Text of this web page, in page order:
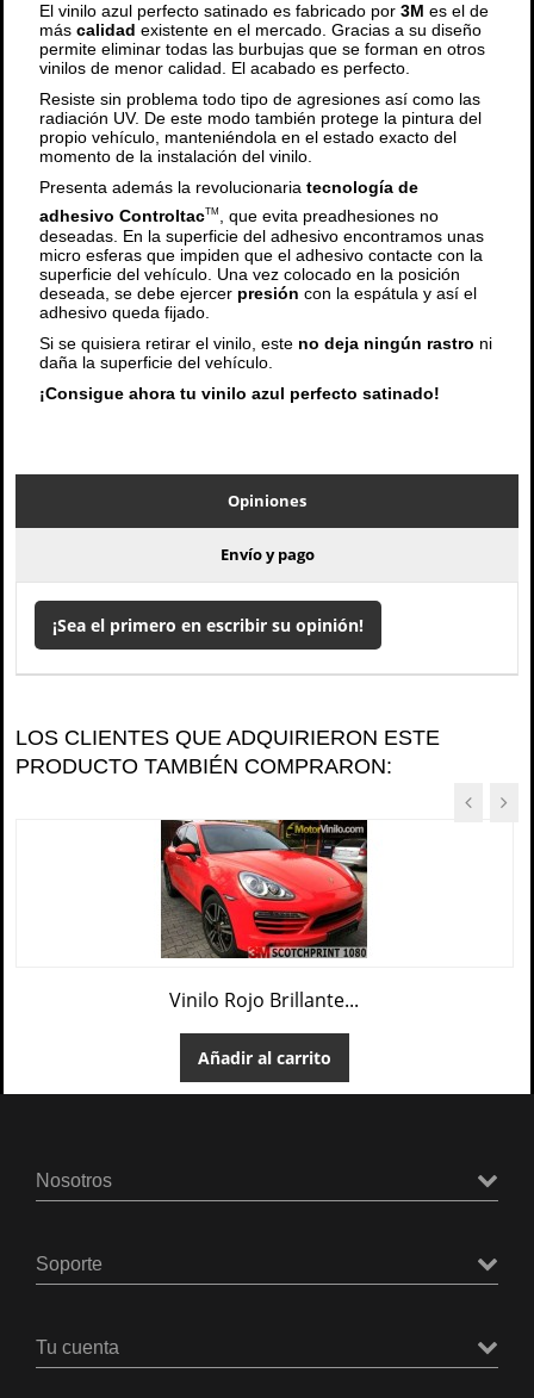
El vinilo azul perfecto satinado es fabricado por 3M es el de
más calidad existente en el mercado. Gracias a su diseño
permite eliminar todas las burbujas que se forman en otros
vinilos de menor calidad. El acabado es perfecto.
Resiste sin problema todo tipo de agresiones así como las
radiación UV. De este modo también protege la pintura del
propio vehículo, manteniéndola en el estado exacto del
momento de la instalación del vinilo.
Presenta además la revolucionaria tecnología de
adhesivo ControltacTM
, que evita preadhesiones no
deseadas. En la superficie del adhesivo encontramos unas
micro esferas que impiden que el adhesivo contacte con la
superficie del vehículo. Una vez colocado en la posición
deseada, se debe ejercer presión con la espátula y así el
adhesivo queda fijado.
Si se quisiera retirar el vinilo, este no deja ningún rastro ni
daña la superficie del vehículo.
¡Consigue ahora tu vinilo azul perfecto satinado!
Opiniones
Envío y pago
¡Sea el primero en escribir su opinión!
LOS CLIENTES QUE ADQUIRIERON ESTE
PRODUCTO TAMBIÉN COMPRARON:
Vinilo Rojo Brillante...
Añadir al carrito
Nosotros
Soporte
Tu cuenta